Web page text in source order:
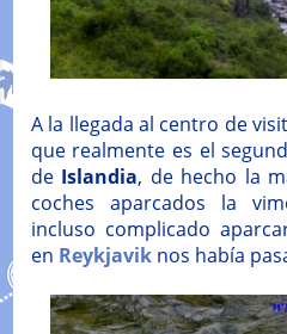
A la llegada al centro de
que realmente es el
de Islandia, de hecho la
coches aparcados la
incluso complicado
en Reykjaviknos había